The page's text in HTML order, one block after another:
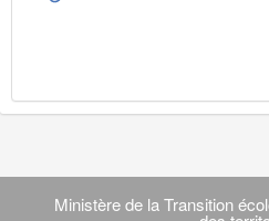
Navigation
transverse
Ministère de la Transition